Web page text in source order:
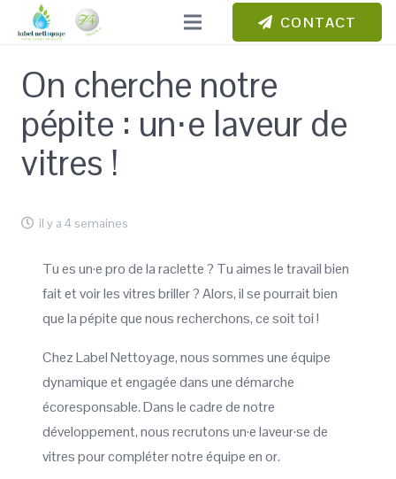
CONTACT
On cherche notre
pépite : un⋅e laveur de
vitres !
il y a 4 semaines
Tu es un·e pro de la raclette ? Tu aimes le travail bien
fait et voir les vitres briller ? Alors, il se pourrait bien
que la pépite que nous recherchons, ce soit toi !
Chez Label Nettoyage, nous sommes une équipe
dynamique et engagée dans une démarche
écoresponsable. Dans le cadre de notre
développement, nous recrutons un·e laveur·se de
vitres pour compléter notre équipe en or.